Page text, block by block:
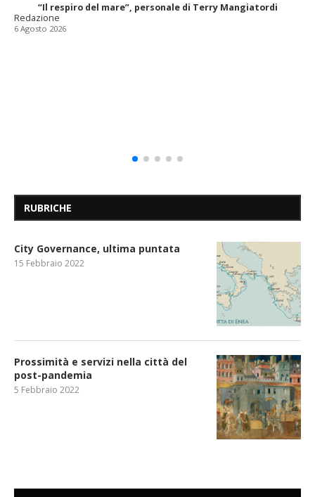
“Il respiro del mare”, personale di Terry Mangiatordi
Redazione
6 Agosto 2026
RUBRICHE
City Governance, ultima puntata
15 Febbraio 2022
Prossimità e servizi nella città del
post-pandemia
5 Febbraio 2022